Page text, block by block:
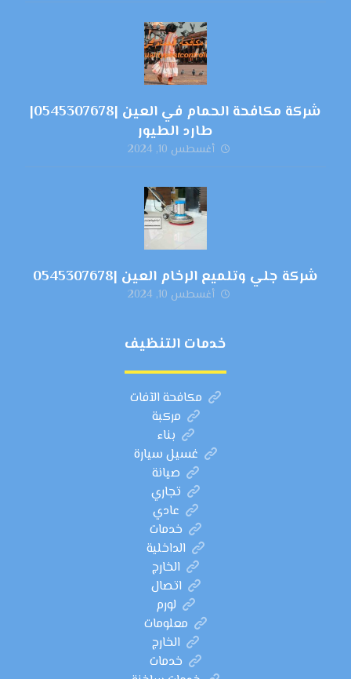
شركة مكافحة الحمام في العين |0545307678|
طارد الطيور
أغسطس 10, 2024
شركة جلي وتلميع الرخام العين |0545307678
أغسطس 10, 2024
خدمات التنظيف
مكافحة الآفات
مركبة
بناء
غسيل سيارة
صيانة
تجاري
عادي
خدمات
الداخلية
الخارج
اتصال
لورم
معلومات
الخارج
خدمات